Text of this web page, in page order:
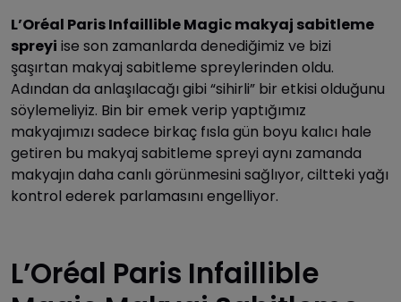
L’Oréal Paris Infaillible Magic makyaj sabitleme
spreyi ise son zamanlarda denediğimiz ve bizi
şaşırtan makyaj sabitleme spreylerinden oldu.
Adından da anlaşılacağı gibi “sihirli” bir etkisi olduğunu
söylemeliyiz. Bin bir emek verip yaptığımız
makyajımızı sadece birkaç fısla gün boyu kalıcı hale
getiren bu makyaj sabitleme spreyi aynı zamanda
makyajın daha canlı görünmesini sağlıyor, ciltteki yağı
kontrol ederek parlamasını engelliyor.
L’Oréal Paris Infaillible